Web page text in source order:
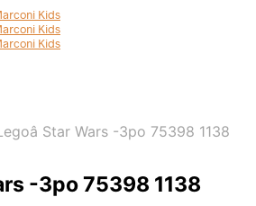
Star Wars -3po 75398 1138
-3po 75398 1138